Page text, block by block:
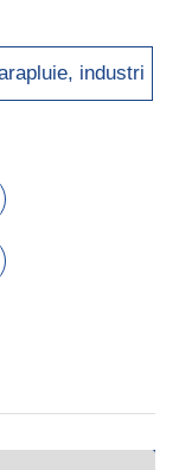
industri